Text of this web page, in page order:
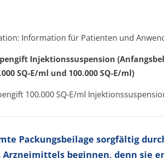
Information für Patienten und
Injektionssus­pension
SQ-E/ml und 100.000 SQ-E/ml)
100.000 SQ-E/ml
Packungsbeilage sorgfältig
Arzneimittels beginnen, denn sie